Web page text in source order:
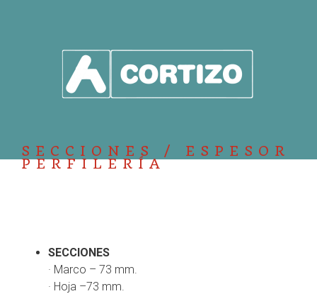
SECCIONES / ESPESOR
PERFILERÍA
SECCIONES
· Marco – 73 mm.
· Hoja –73 mm.